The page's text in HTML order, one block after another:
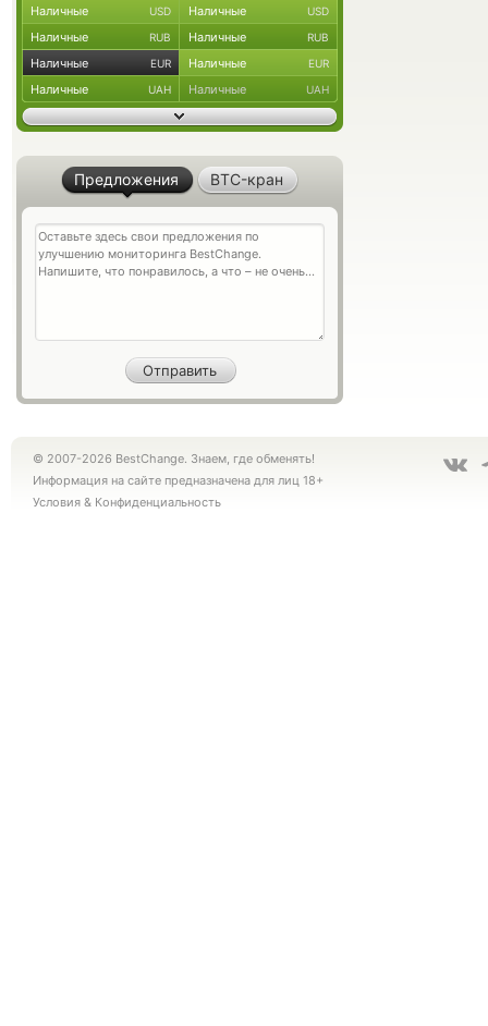
Наличные USD Наличные USD
Наличные RUB Наличные RUB
Наличные EUR Наличные EUR
Наличные UAH Наличные UAH
Предложения BTC-кран
© 2007-2026 BestChange. Знаем, где обменять!
Информация на сайте предназначена для лиц 18+
Условия & Конфиденциальность